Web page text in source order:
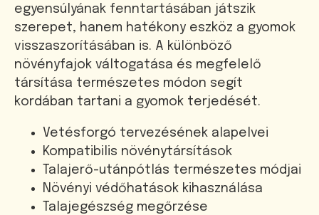
egyensúlyának fenntartásában játszik
szerepet, hanem hatékony eszköz a gyomok
visszaszorításában is. A különböző
növényfajok váltogatása és megfelelő
társítása természetes módon segít
kordában tartani a gyomok terjedését.
Vetésforgó tervezésének alapelvei
Kompatibilis növénytársítások
Talajerő-utánpótlás természetes módjai
Növényi védőhatások kihasználása
Talajegészség megőrzése